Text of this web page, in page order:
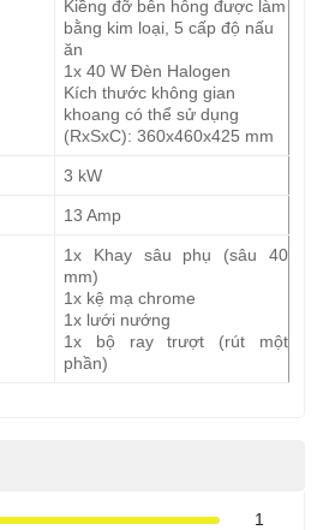
Kiềng đỡ bên hông được làm
bằng kim loại, 5 cấp độ nấu
ăn
1x 40 W Đèn Halogen
Kích thước không gian
khoang có thể sử dụng
(RxSxC): 360x460x425 mm
3 kW
13 Amp
1x Khay sâu phụ (sâu 40
mm)
1x kệ mạ chrome
1x lưới nướng
1x bộ ray trượt (rút một
phần)
1